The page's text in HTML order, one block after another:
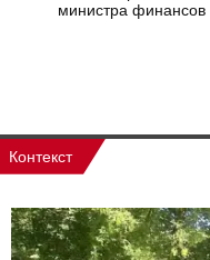
министра финансов
Контекст